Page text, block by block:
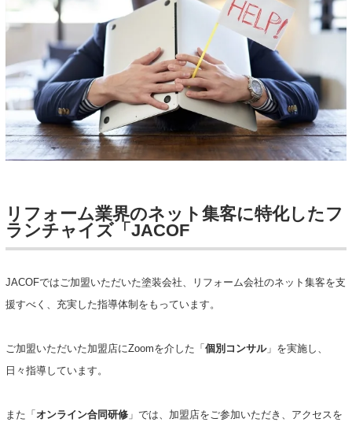
リフォーム業界のネット集客に特化したフ
ランチャイズ「JACOF
JACOFではご加盟いただいた塗装会社、リフォーム会社のネット集客を支
援すべく、充実した指導体制をもっています。
ご加盟いただいた加盟店にZoomを介した「個別コンサル」を実施し、
日々指導しています。
また「オンライン合同研修 」では、加盟店をご参加いただき、アクセスを